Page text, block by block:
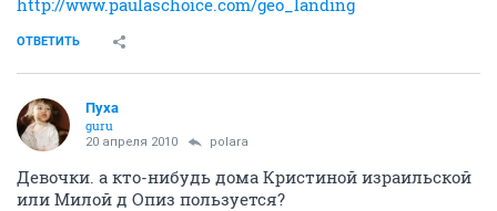
ок, спасибо))) а адресок подкиньте сайта,что-то найти
не могу.
polara
16 апреля 2010 influenza